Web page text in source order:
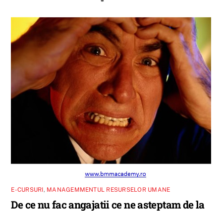
E-CURSURI, MANAGEMMENTUL RESURSELOR UMANE
De ce nu fac angajatii ce ne asteptam de la